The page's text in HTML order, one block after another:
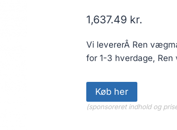
1,637.49 kr.
Vi levererÂ Ren
for 1-3 hverdage,
Køb her
(sponsoreret indhold og